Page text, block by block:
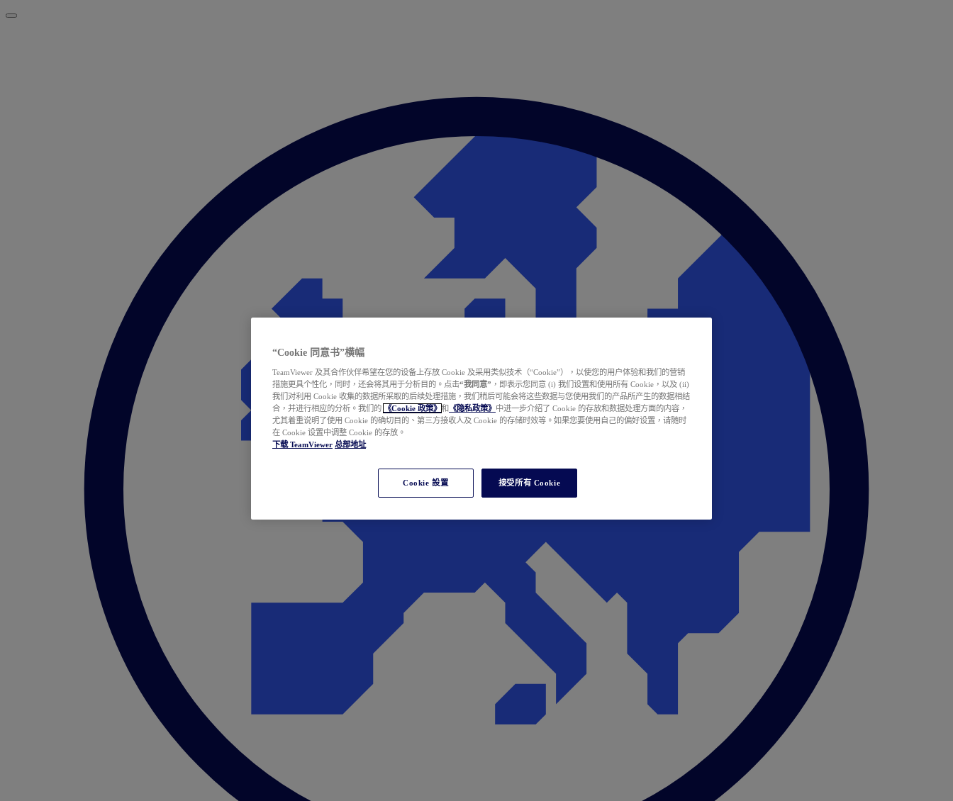
“Cookie 同意书”横幅
TeamViewer 及其合作伙伴希望在您的设备上存放 Cookie 及采用类似技术（“Cookie”），以使您的用户体验和我们的营销
措施更具个性化，同时，还会将其用于分析目的。点击“我同意” ，即表示您同意 (i) 我们设置和使用所有 Cookie，以及 (ii)
我们对利用 Cookie 收集的数据所采取的后续处理措施，我们稍后可能会将这些数据与您使用我们的产品所产生的数据相结
合，并进行相应的分析。我们的
《Cookie 政策》 和 《隐私政策》 中进一步介绍了 Cookie 的存放和数据处理方面的内容，
尤其着重说明了使用 Cookie 的确切目的、第三方接收人及 Cookie 的存储时效等。如果您要使用自己的偏好设置，请随时
在 Cookie 设置中调整 Cookie 的存放。
下载 TeamViewer 总部地址
Cookie 設置 接受所有 Cookie